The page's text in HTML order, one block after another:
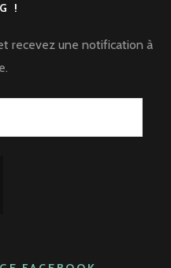
!
recevez une notification à